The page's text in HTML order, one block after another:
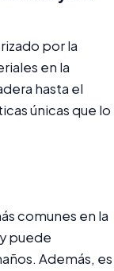
por la
en la
hasta el
únicas que lo
comunes en la
puede
Además, es